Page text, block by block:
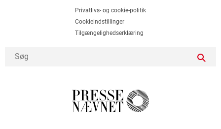
Privatlivs- og cookie-politik
Cookieindstillinger
Tilgængelighedserklæring